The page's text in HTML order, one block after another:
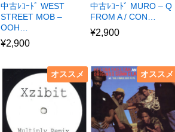
中古ﾚｺｰﾄﾞ WEST
STREET MOB –
OOH…
¥2,900
中古ﾚｺｰﾄﾞ MURO – Q
FROM A / CON…
¥2,900
オススメ オススメ